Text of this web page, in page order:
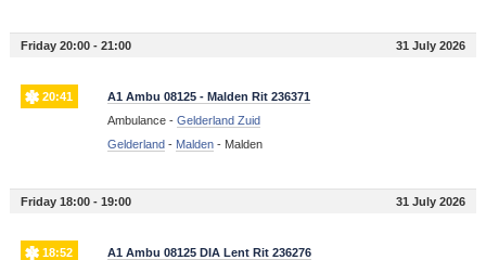
Friday 20:00 - 21:00 31 July 2026
20:41
A1 Ambu 08125 - Malden Rit 236371
Ambulance - Gelderland Zuid
Gelderland- Malden- Malden
Friday 18:00 - 19:00 31 July 2026
18:52
A1 Ambu 08125 DIA Lent Rit 236276